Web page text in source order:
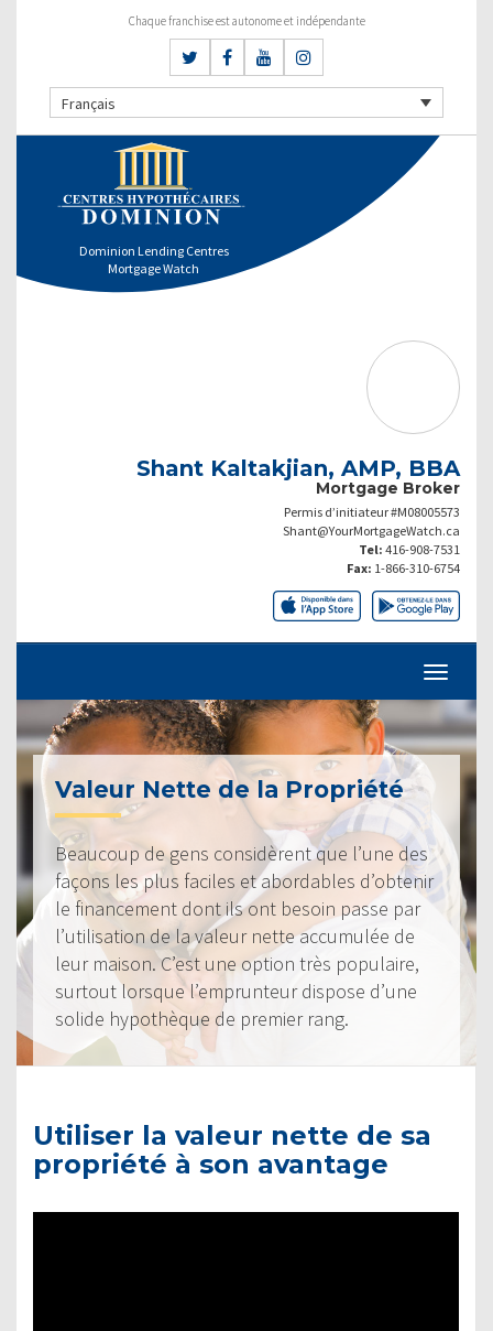
Chaque franchise est autonome et indépendante
Français
Dominion Lending Centres
Mortgage Watch
Shant Kaltakjian, AMP, BBA
Mortgage Broker
Permis d’initiateur #M08005573
Shant@YourMortgageWatch.ca
Tel: 416-908-7531
Fax: 1-866-310-6754
Valeur Nette de la Propriété
Beaucoup de gens considèrent que l’une des
façons les plus faciles et abordables d’obtenir
le financement dont ils ont besoin passe par
l’utilisation de la valeur nette accumulée de
leur maison. C’est une option très populaire,
surtout lorsque l’emprunteur dispose d’une
solide hypothèque de premier rang.
Utiliser la valeur nette de sa
propriété à son avantage